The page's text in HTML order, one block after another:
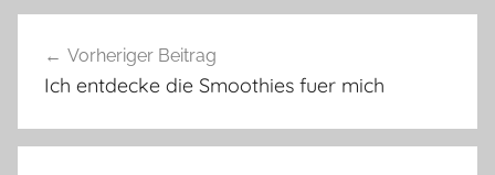
Vorheriger Beitrag
Ich entdecke die Smoothies fuer mich